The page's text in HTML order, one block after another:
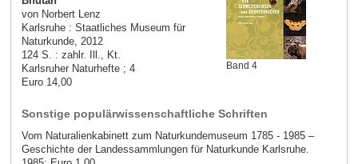
Band 4
von Norbert Lenz
Karlsruhe : Staatliches Museum für
Naturkunde, 2012
124 S. : zahlr. Ill., Kt.
Karlsruher Naturhefte ; 4
Euro 14,00
Sonstige populärwissenschaftliche Schriften
Vom Naturalienkabinett zum Naturkundemuseum 1785 - 1985 –
Geschichte der Landessammlungen für Naturkunde Karlsruhe.